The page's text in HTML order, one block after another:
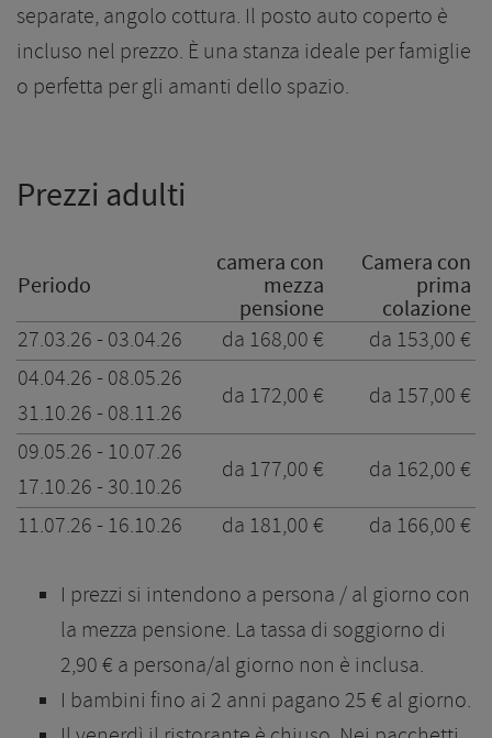
separate, angolo cottura. Il posto auto coperto è
incluso nel prezzo. È una stanza ideale per famiglie
o perfetta per gli amanti dello spazio.
Prezzi adulti
Periodo
camera con
mezza
pensione
Camera con
prima
colazione
27.03.26 - 03.04.26 da 168,00 €
da 153,00 €
04.04.26 - 08.05.26
31.10.26 - 08.11.26
da 172,00 €
da 157,00 €
09.05.26 - 10.07.26
17.10.26 - 30.10.26
da 177,00 €
da 162,00 €
11.07.26 - 16.10.26
da 181,00 € da 166,00 €
I prezzi si intendono a persona / al giorno con
la mezza pensione. La tassa di soggiorno di
2,90 € a persona/al giorno non è inclusa.
I bambini fino ai 2 anni pagano 25 € al giorno.